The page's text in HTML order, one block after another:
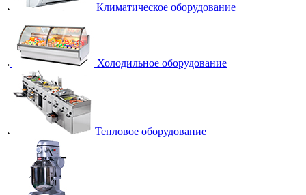
Климатическое оборудование
Холодильное оборудование
Тепловое оборудование